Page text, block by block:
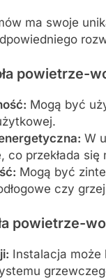
ma swoje
powietrze-
Mogą być
W
co przekłada
Mogą być
czy
powietrze-
Instalacja może